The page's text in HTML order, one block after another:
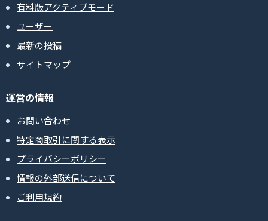
有料版アクティブモード
ユーザー
最新の投稿
サイトマップ
運営の情報
お問い合わせ
特定商取引に関する表示
プライバシーポリシー
情報の外部送信について
ご利用規約